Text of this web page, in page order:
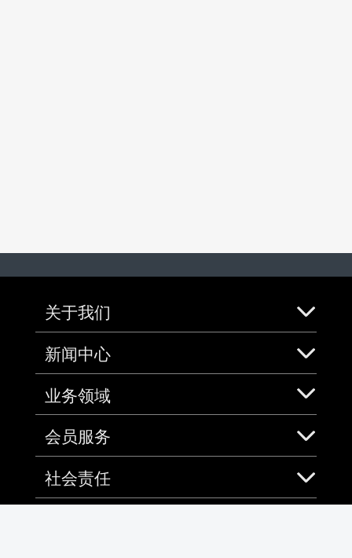
关于我们
新闻中心
业务领域
会员服务
社会责任